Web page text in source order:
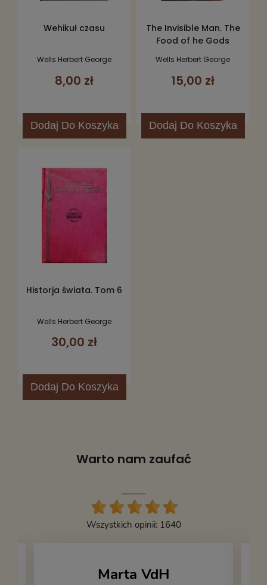
Wehikuł czasu
Wells Herbert George
8,00 zł
Dodaj Do Koszyka
The Invisible Man. The
Food of he Gods
Wells Herbert George
15,00 zł
Dodaj Do Koszyka
Historja świata. Tom 6
Wells Herbert George
30,00 zł
Dodaj Do Koszyka
Warto nam zaufać
Wszystkich opinii: 1640
Marta VdH